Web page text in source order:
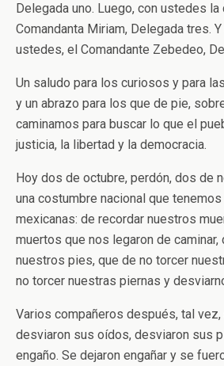
Delegada uno. Luego, con ustedes la
Comandanta Miriam, Delegada tres.
ustedes, el Comandante Zebedeo,
Un saludo para los curiosos y para
y un abrazo para los que de pie,
caminamos para buscar lo que el
justicia, la libertad y la democracia.
Hoy dos de octubre, perdón, dos de
una costumbre nacional que
mexicanas: de recordar nuestros
muertos que nos legaron de caminar,
nuestros pies, que de no torcer
no torcer nuestras piernas y
Varios compañeros después, tal
desviaron sus oídos, desviaron sus
engaño. Se dejaron engañar y se